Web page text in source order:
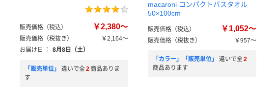
販売価格（税込） ￥2,380～
販売価格（税抜き）
￥2,164～
お届け日
： 8月8日（土）
「販売単位」 違いで全2 商品ありま
す
macaroni コンパクトバスタオル
50×100cm
販売価格（税込） ￥1,052～
販売価格（税抜き） ￥957～
「カラー」「販売単位」 違いで全2
商品あります